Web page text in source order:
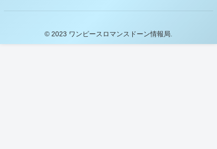
© 2023 ワンピースロマンスドーン情報局.